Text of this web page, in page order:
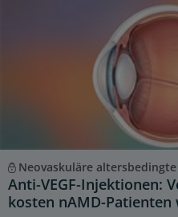
Neovaskuläre
Anti-VEGF-Injektionen:
kosten nAMD-Patienten